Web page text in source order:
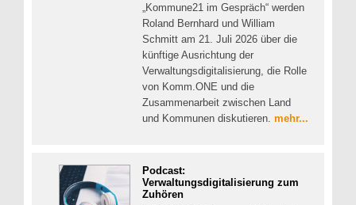
„Kommune21 im Gespräch“ werden
Roland Bernhard und William
Schmitt am 21. Juli 2026 über die
künftige Ausrichtung der
Verwaltungsdigitalisierung, die Rolle
von Komm.ONE und die
Zusammenarbeit zwischen Land
und Kommunen diskutieren. mehr...
Podcast:
Verwaltungsdigitalisierung zum
Zuhören